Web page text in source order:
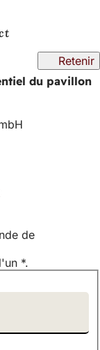
Retenir
du pavillon
de
*.